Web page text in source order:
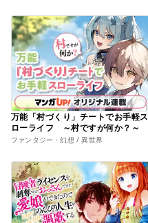
万能「村づくり」チートでお手軽ス
ローライフ ～村ですが何か？～
ファンタジー・幻想 / 異世界